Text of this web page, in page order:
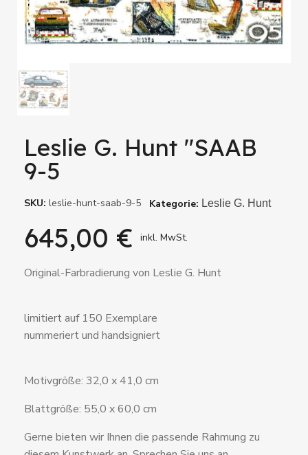
Leslie G. Hunt "SAAB
9-5
SKU leslie-hunt-saab-9-5 Kategorie Leslie G. Hunt
645,00 € inkl. MwSt.
Original-Farbradierung von Leslie G. Hunt
limitiert auf 150 Exemplare
nummeriert und handsigniert
Motivgröße: 32,0 x 41,0 cm
Blattgröße: 55,0 x 60,0 cm
Gerne bieten wir Ihnen die passende Rahmung zu